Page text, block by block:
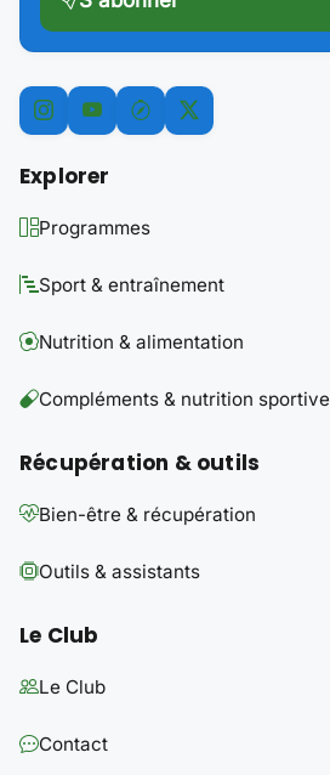
Explorer
Programmes
Sport & entraînement
Nutrition & alimentation
Compléments & nutrition sportive
Récupération & outils
Bien-être & récupération
Outils & assistants
Le Club
Le Club
Contact